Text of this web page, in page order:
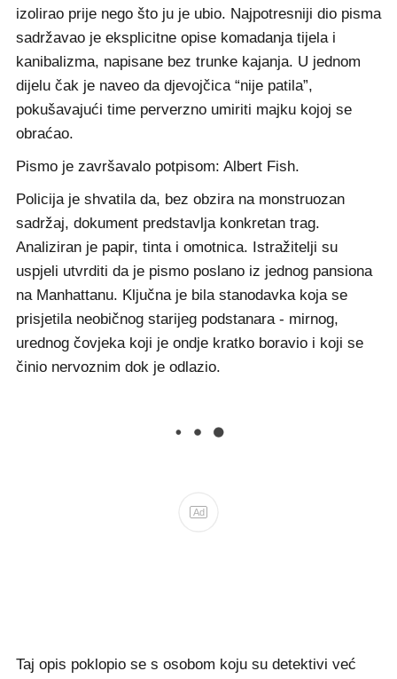
izolirao prije nego što ju je ubio. Najpotresniji dio pisma
sadržavao je eksplicitne opise komadanja tijela i
kanibalizma, napisane bez trunke kajanja. U jednom
dijelu čak je naveo da djevojčica “nije patila”,
pokušavajući time perverzno umiriti majku kojoj se
obraćao.
Pismo je završavalo potpisom: Albert Fish.
Policija je shvatila da, bez obzira na monstruozan
sadržaj, dokument predstavlja konkretan trag.
Analiziran je papir, tinta i omotnica. Istražitelji su
uspjeli utvrditi da je pismo poslano iz jednog pansiona
na Manhattanu. Ključna je bila stanodavka koja se
prisjetila neobičnog starijeg podstanara - mirnog,
urednog čovjeka koji je ondje kratko boravio i koji se
činio nervoznim dok je odlazio.
Ad
Taj opis poklopio se s osobom koju su detektivi već